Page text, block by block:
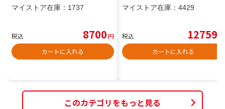
マイストア在庫： 1737
税込 8700円
カートに入れる
マイストア在庫： 4429
税込 12759
カートに入れる
このカテゴリをもっと見る